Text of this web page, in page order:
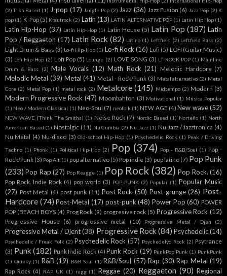
(2) Irish Based (1) J-pop (17) Jangle Pop (2) Jazz (36) Jazz Fusion (6) Jazz Pop (2) K
pop (1) K-Pop (5) Krautrock (2) Latin (13) LATIN ALTERNATIVE POP (1) Latin Hip Hop (1)
Latin Hip-Hop (37) Latín Hip-Hop (1) Latin House (5) Latin Pop (187) Latin
Pop / Reggaeton (17) Latin Rock (82) Latino (1) Leftfield (2) Leftfield Bass (2)
Light Drum & Bass (3) Lo-fi Hip-Hop (1) Lo-fi Rock (16) Lofi (5) LOFI (Guitar Music)
(3) Lofi Hip-Hop (2) Lofi Pop (5) Lounge (2) LOVE SONG (3) LT ROCK POP (1) Mainline
Drum & Bass (2) Male Vocals (12) Math Rock (21) Melodic Hardcore (7)
Melodic Metal (39) Metal (41) Metal - Rock/Punk (3) Metal alternativo (2) Metal
Core (2) Metal Pop (1) metal rock (2) Metalcore (145) Midtempo (2) Modern (3)
Modern Progressive Rock (47) Moombahton (3) Motivational (1) Música Popular
(1) Neo / Modern Classical (1) Neo-Soul (7) neofolk (1) NEW AGE (4) New wave (52)
NEW WAVE (Think The Smiths) (1) Noise Rock (7) Nordic Based (1) Norteño (1) North
American Based (1) Nostalgic (11) Nu Cumbia (2) Nu Jazz (1) Nu Jazz / Jazztronica (4)
Nu Metal (4) Nu-disco (3) Old-school Hip-Hop (1) Pdychedelic Rock (1) Peak / Driving
Techno (1) Phonk (1) Political Hip-Hop (2) Pop (374) Pop - R&B/Soul (1) Pop -
Rock/Punk (3) Pop Alt (1) pop alternativo (5) Pop indie (3) pop latino (7) Pop Punk
(233) Pop Rap (27) Pop Reagge (1) Pop Rock (382) Pop Rock. (16)
Pop Rock. Indie Rock (4) pop world (3) POP-PUNK (2) Popular (1) Popular Music
(27) Post Metal (4) post punk (11) Post Rock (50) Post-grunge (26) Post-
Hardcore (74) Post-Metal (17) post-punk (48) Power Pop (60) POWER
POP (BEACH BOYS (4) Prog Rock (9) progresive rock (5) Progressive Rock (12)
Progressive House (6) progressive metal (10) Progressive Metal / Djen (2)
Progressive Metal / Djent (38) Progressive Rock (84) Psychedelic(14)
Psychedelic / Freak Folk (2) Psychedelic Rock (57) Psychedelyc Rock (2) Psytrance
(3) Punk (182) Punk Indie Rock (4) Punk Rock (19) PunkPop Punk (1) PunkPunk
(1) Quieky (1) R&B (19) R&B Soul (1) R&B/Soul (57) Rap (30) Rap Metal (19)
Rap Rock (4) RAP UK (1) regg (1) Reggae (20) Reggaeton (90) Regional